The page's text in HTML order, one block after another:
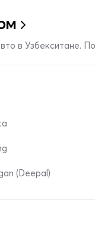
в Узбекситане.
(Deepal)